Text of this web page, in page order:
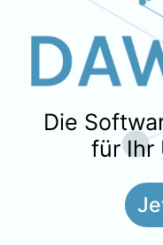
Die
für Ihr